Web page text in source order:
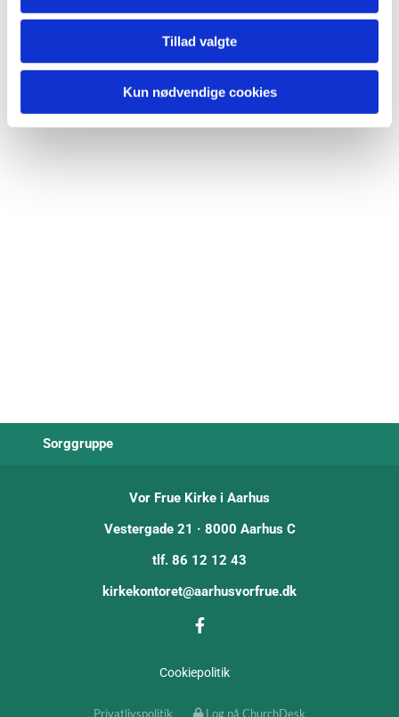
Tillad valgte
Kun nødvendige cookies
Sorggruppe
Vor Frue Kirke i Aarhus
Vestergade 21 · 8000 Aarhus C
tlf. 86 12 12 43
kirkekontoret@aarhusvorfrue.dk
Cookiepolitik
Privatlivspolitik Log på ChurchDesk